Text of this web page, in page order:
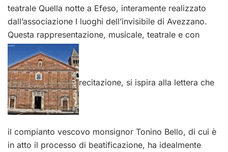
teatrale Quella notte a Efeso, interamente realizzato
dall’associazione I luoghi dell’invisibile di Avezzano.
Questa rappresentazione, musicale, teatrale e con
recitazione, si ispira alla lettera che
il compianto vescovo monsignor Tonino Bello, di cui è
in atto il processo di beatificazione, ha idealmente